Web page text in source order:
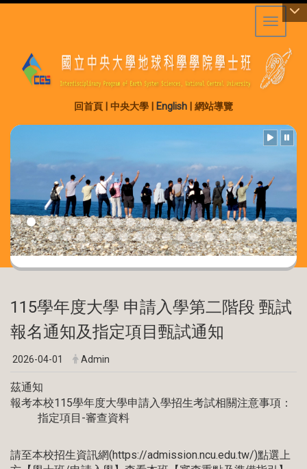
Toggle
回首頁 中央大學 English 網站導覽
115學年度大學 申請入學第二階段 甄試
報名通知及指定項目甄試通知
2026-04-01 Admin
茲通知
報考本校115學年度大學申請入學招生考試相關注意事項：
指定項目-審查資料
請至本校招生資訊網(https://admission.ncu.edu.tw/)點選上